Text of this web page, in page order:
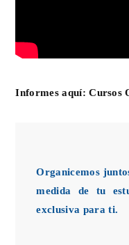
Informes aquí:Cursos
Organicemos
medida de tu
exclusiva para ti.